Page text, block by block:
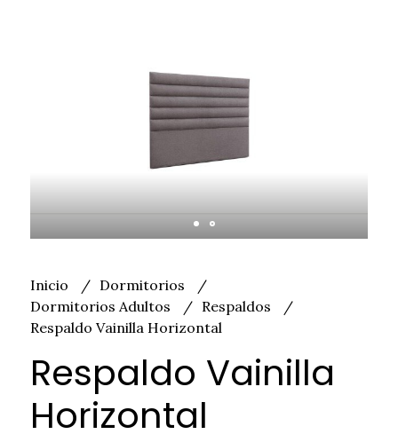
Inicio
Dormitorios
Dormitorios Adultos
Respaldos
Respaldo Vainilla Horizontal
Respaldo Vainilla
Horizontal